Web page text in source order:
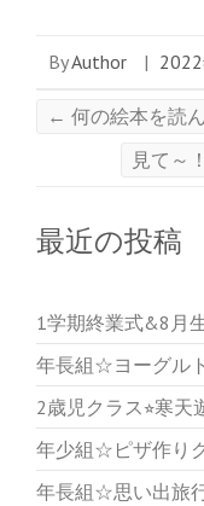
ByAuthor |
← 何の絵本を読
見て～
最近の投稿
1学期終業式&8月
年長組☆ヨーグル
2歳児クラス⭐︎寒天
年少組☆ピザ作り
年長組☆思い出旅